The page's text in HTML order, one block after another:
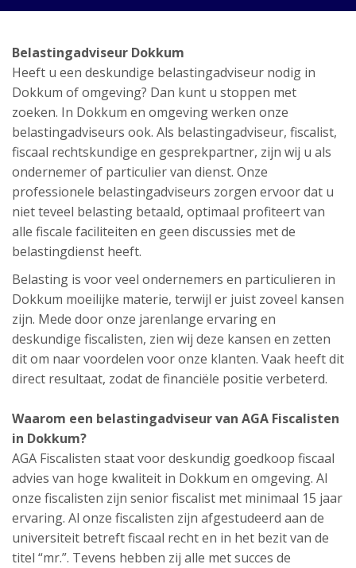
Belastingadviseur Dokkum
Heeft u een deskundige belastingadviseur nodig in
Dokkum of omgeving? Dan kunt u stoppen met
zoeken. In Dokkum en omgeving werken onze
belastingadviseurs ook. Als belastingadviseur, fiscalist,
fiscaal rechtskundige en gesprekpartner, zijn wij u als
ondernemer of particulier van dienst. Onze
professionele belastingadviseurs zorgen ervoor dat u
niet teveel belasting betaald, optimaal profiteert van
alle fiscale faciliteiten en geen discussies met de
belastingdienst heeft.
Belasting is voor veel ondernemers en particulieren in
Dokkum moeilijke materie, terwijl er juist zoveel kansen
zijn. Mede door onze jarenlange ervaring en
deskundige fiscalisten, zien wij deze kansen en zetten
dit om naar voordelen voor onze klanten. Vaak heeft dit
direct resultaat, zodat de financiële positie verbeterd.
Waarom een belastingadviseur van AGA Fiscalisten
in Dokkum?
AGA Fiscalisten staat voor deskundig goedkoop fiscaal
advies van hoge kwaliteit in Dokkum en omgeving. Al
onze fiscalisten zijn senior fiscalist met minimaal 15 jaar
ervaring. Al onze fiscalisten zijn afgestudeerd aan de
universiteit betreft fiscaal recht en in het bezit van de
titel “mr.”. Tevens hebben zij alle met succes de